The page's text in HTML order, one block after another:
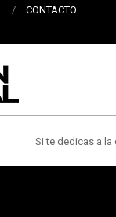
CONTACTO
Si te dedicas a la